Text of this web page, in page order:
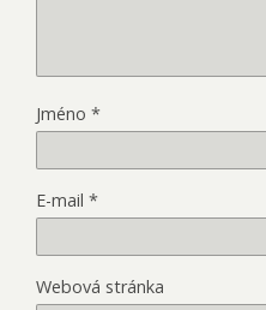
Jméno *
E-mail *
Webová stránka